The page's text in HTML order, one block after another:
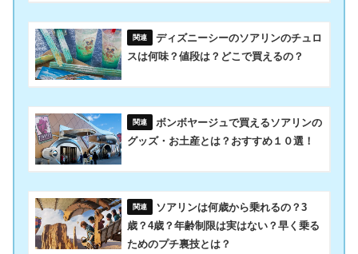
ディズニーシーのソアリンのチュロ
スは何味？値段は？どこで買えるの？
ボンボヤージュで買えるソアリンの
グッズ・お土産とは？おすすめ１０選！
ソアリンは何歳から乗れるの？3
歳？4歳？年齢制限は実はない？早く乗る
ためのプチ裏技とは？